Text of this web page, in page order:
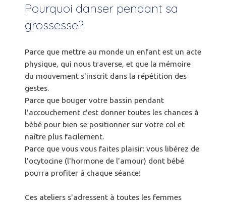
Pourquoi danser pendant sa
grossesse?
Parce que mettre au monde un enfant est un acte
physique, qui nous traverse, et que la mémoire
du mouvement s'inscrit dans la répétition des
gestes.
Parce que bouger votre bassin pendant
l'accouchement c'est donner toutes les chances à
bébé pour bien se positionner sur votre col et
naître plus facilement.
Parce que vous vous faites plaisir: vous libérez de
l'ocytocine (l'hormone de l'amour) dont bébé
pourra profiter à chaque séance!
Ces ateliers s'adressent à toutes les femmes